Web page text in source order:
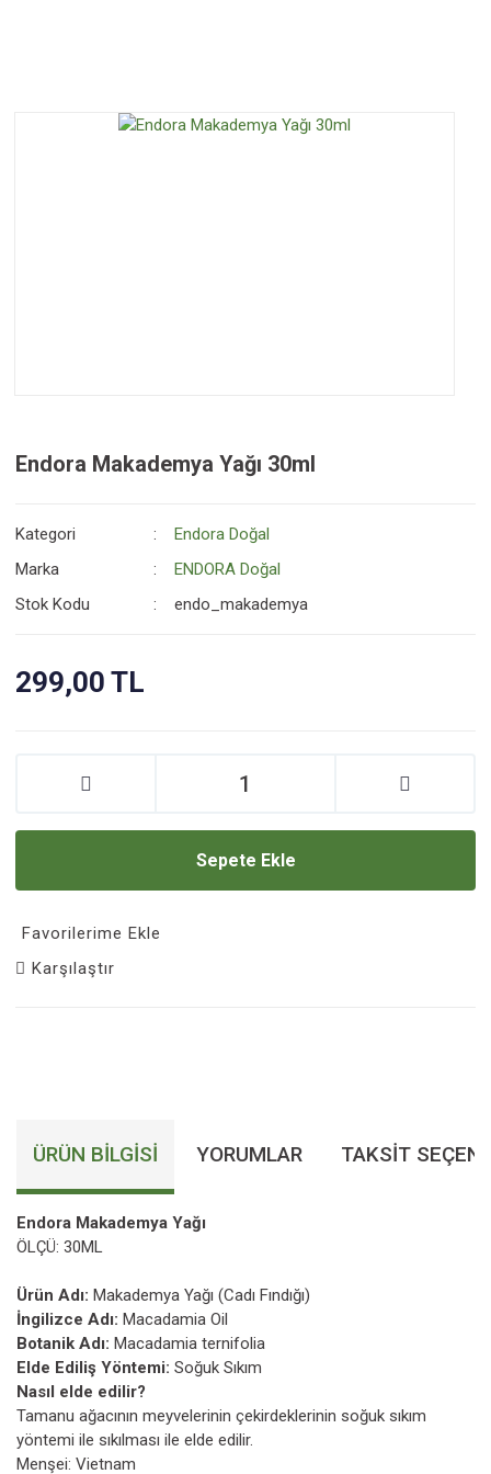
Endora Makademya Yağı 30ml
Kategori
Endora Doğal
Marka
ENDORA Doğal
Stok Kodu
endo_makademya
299,00 TL
Sepete Ekle
Favorilerime Ekle
Karşılaştır
ÜRÜN BILGISI YORUMLAR TAKSIT
Endora Makademya Yağı
ÖLÇÜ: 30ML
Ürün Adı: Makademya Yağı (Cadı Fındığı)
İngilizce Adı: Macadamia Oil
Botanik Adı: Macadamia ternifolia
Elde Ediliş Yöntemi: Soğuk Sıkım
Nasıl elde edilir?
Tamanu ağacının meyvelerinin çekirdeklerinin soğuk sıkım
yöntemi ile sıkılması ile elde edilir.
Menşei: Vietnam